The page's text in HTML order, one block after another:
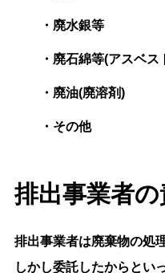
・廃水銀等
・廃石綿等(アスベス
・廃油(廃溶剤)
・その他
排出事業者
排出事業者は廃棄物の処
しかし委託したからとい